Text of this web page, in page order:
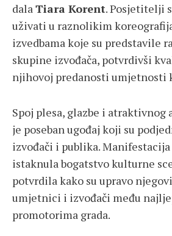
dalaTiara Korent. Posjetitelji
uživati u raznolikim
izvedbama koje su predstavile
skupine izvođača, potvrdivši
njihovoj predanosti umjetnosti
Spoj plesa, glazbe i
je poseban ugođaj koji su
izvođači i publika.
istaknula bogatstvo kulturne
potvrdila kako su upravo
umjetnici i izvođači među
promotorima grada.